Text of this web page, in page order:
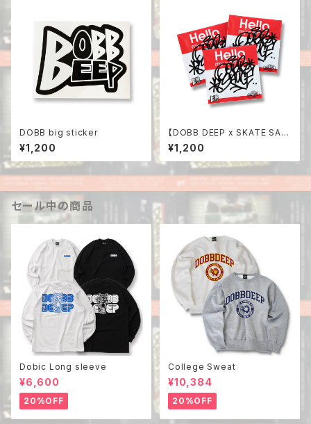
DOBB big sticker
¥1,200
【DOBB DEEP x SKATE SAU
CE】Sticker 3枚セット
¥1,200
セール中の商品
Dobic Long sleeve
¥6,600
20%OFF
College Sweat
¥10,384
20%OFF